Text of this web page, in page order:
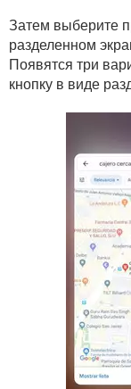
Затем выберите
разделенном
Появятся три
кнопку в виде